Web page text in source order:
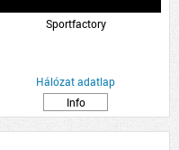
Sportfactory
Hálózat adatlap
Info